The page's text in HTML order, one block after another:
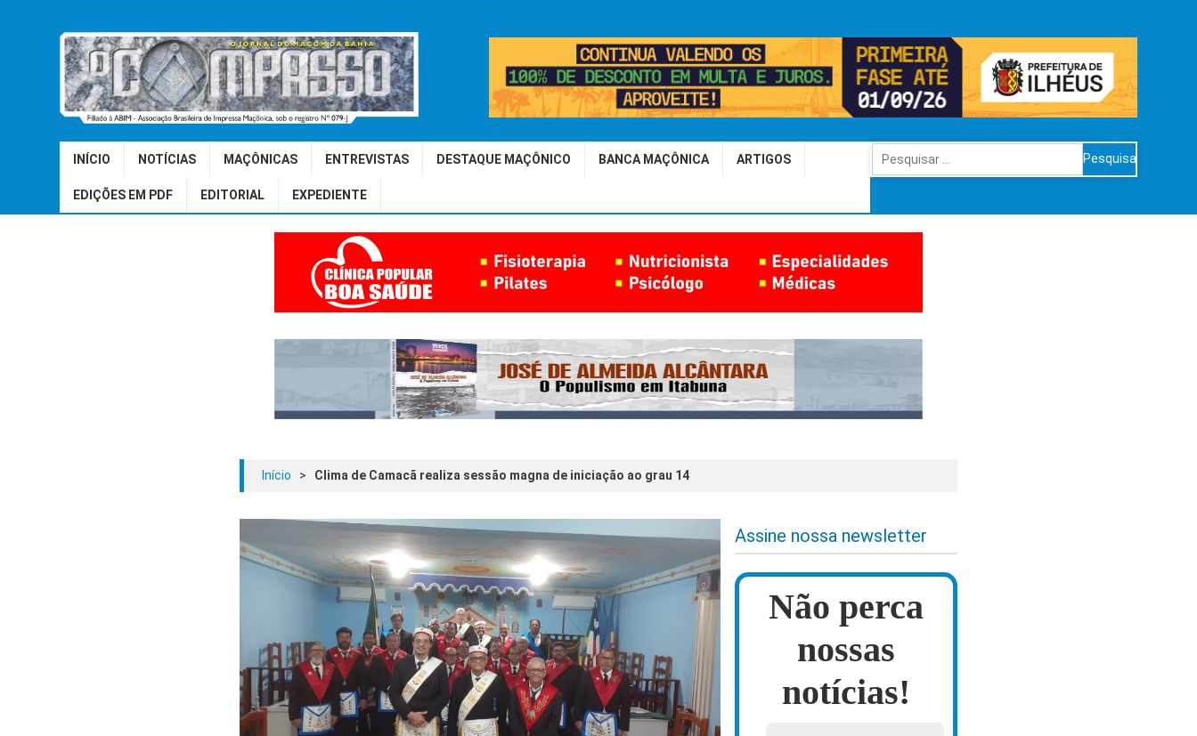
INÍCIO NOTÍCIAS MAÇÔNICAS ENTREVISTAS DESTAQUE MAÇÔNICO BANCA MAÇÔNICA ARTIGOS
EDIÇÕES EM PDF EDITORIAL EXPEDIENTE
Pesquisar
por:
Início > Clima de Camacã realiza sessão magna de iniciação ao grau 14
Assine nossa newsletter
Não perca
nossas
notícias!